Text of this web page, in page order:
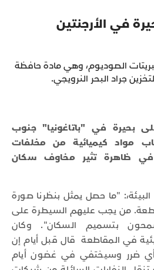
في الأرجنتين
الصوديوم، وهي مادة حافظة
جراد البحر النرويجي.
بحيرة في "باتاغونيا" جنوب
مواد كيميائية من مخلفات
ظاهرة تثير مخاوف سكان
"ما حصل يمثل بنظرنا صورة
من يجب عليهم السيطرة على
بتسميم السكان". وكان
في المقاطعة قال قبل أيام إن
أي ضرر وسيختفي في غضون أيام